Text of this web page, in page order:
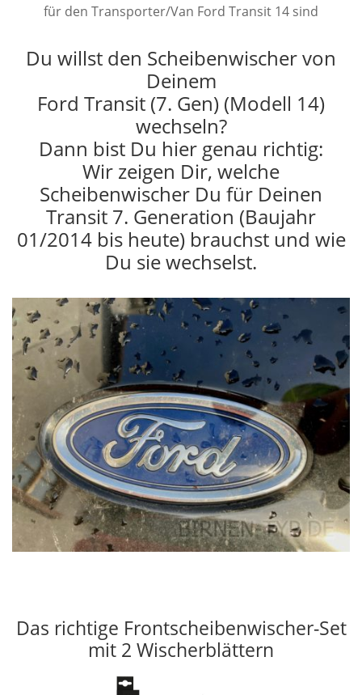
für den Transporter/Van Ford Transit 14 sind
Du willst den Scheibenwischer von
Deinem
Ford Transit (7. Gen) (Modell 14)
wechseln?
Dann bist Du hier genau richtig:
Wir zeigen Dir, welche
Scheibenwischer Du für Deinen
Transit 7. Generation (Baujahr
01/2014 bis heute) brauchst und wie
Du sie wechselst.
Das richtige Frontscheibenwischer-Set
mit 2 Wischerblättern